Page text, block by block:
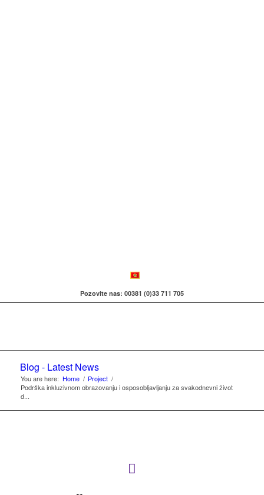
Pozovite nas: 00381 (0)33 711 705
Blog - Latest News
You are here: Home / Project /
Podrška inkluzivnom obrazovanju i osposobljavljanju za svakodnevni život
d...